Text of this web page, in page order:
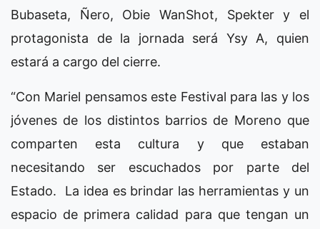
Bubaseta, Ñero, Obie WanShot, Spekter y el
protagonista de la jornada será Ysy A, quien
estará a cargo del cierre.
“Con Mariel pensamos este Festival para las y los
jóvenes de los distintos barrios de Moreno que
comparten esta cultura y que estaban
necesitando ser escuchados por parte del
Estado. La idea es brindar las herramientas y un
espacio de primera calidad para que tengan un